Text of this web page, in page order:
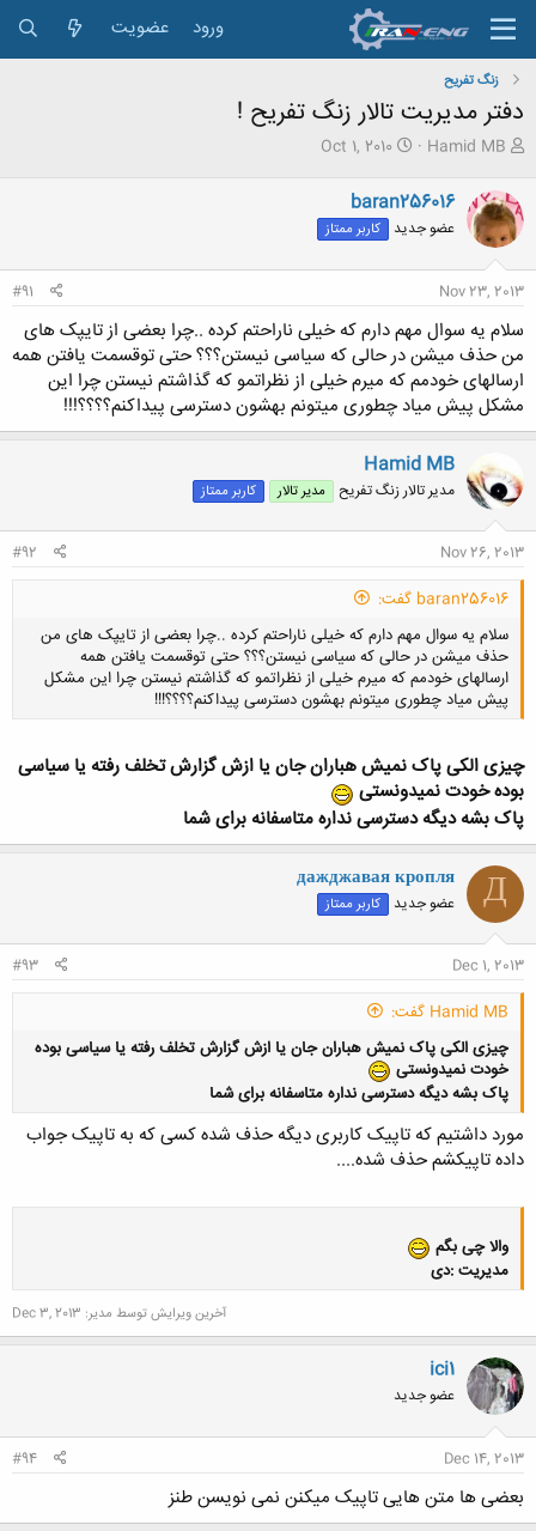
ورود عضویت
زنگ تفريح
دفتر مدیریت تالار زنگ تفریح !
ش
و
ع
ک
ن
ن
د
ه
م
و
ض
و
ع
Hamid MB
ت
ی
ر
Oct 1, 2010
baran256016
عضو جدید کاربر ممتاز
Nov 23, 2013
#91
سلام یه سوال مهم دارم که خیلی ناراحتم کرده ..چرا بعضی از تایپک های
من حذف میشن در حالی که سیاسی نیستن؟؟؟ حتی توقسمت یافتن همه
ارسالهای خودمم که میرم خیلی از نظراتمو که گذاشتم نیستن چرا این
مشکل پیش میاد چطوری میتونم بهشون دسترسی پیداکنم؟؟؟؟!!!
Hamid MB
مدیر تالار زنگ تفریح مدیر تالار کاربر ممتاز
Nov 26, 2013
#92
baran256016 گفت:
سلام یه سوال مهم دارم که خیلی ناراحتم کرده ..چرا بعضی از تایپک های من
حذف میشن در حالی که سیاسی نیستن؟؟؟ حتی توقسمت یافتن همه
ارسالهای خودمم که میرم خیلی از نظراتمو که گذاشتم نیستن چرا این مشکل
پیش میاد چطوری میتونم بهشون دسترسی پیداکنم؟؟؟؟!!!
کلیک کنید تا باز شود...
چیزی الکی پاک نمیش هباران جان یا ازش گزارش تخلف رفته یا سیاسی
بوده خودت نمیدونستی
پاک بشه دیگه دسترسی نداره متاسفانه برای شما
Д
дажджавая кропля
عضو جدید کاربر ممتاز
Dec 1, 2013
#93
Hamid MB گفت:
چیزی الکی پاک نمیش هباران جان یا ازش گزارش تخلف رفته یا سیاسی بوده
خودت نمیدونستی
پاک بشه دیگه دسترسی نداره متاسفانه برای شما
مورد داشتیم که تاپیک کاربری دیگه حذف شده کسی که به تاپیک جواب
داده تاپیکشم حذف شده....
والا چی بگم
مدیریت :دی
آخرین ویرایش توسط مدیر: Dec 3, 2013
ici1
عضو جدید
Dec 14, 2013
#94
بعضی ها متن هایی تاپیک میکنن نمی نویسن طنز